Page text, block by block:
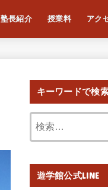
塾長紹介 授業料 アク
キーワードで検
遊学館公式LINE